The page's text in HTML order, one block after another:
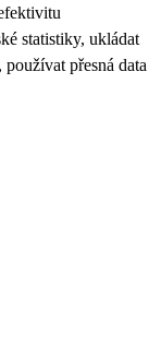
statistiky, ukládat
přesná data